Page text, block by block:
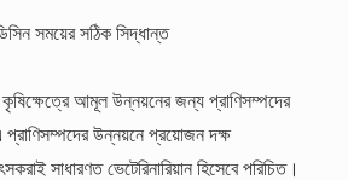
সময়ের সঠিক সিদ্ধান্ত
কৃষিক্ষেত্রে আমূল উন্নয়নের জন্য প্রাণিসম্পদের
উন্নয়নে প্রয়োজন দক্ষ
সাধারণত ভেটেরিনারিয়ান হিসেবে পরিচিত।